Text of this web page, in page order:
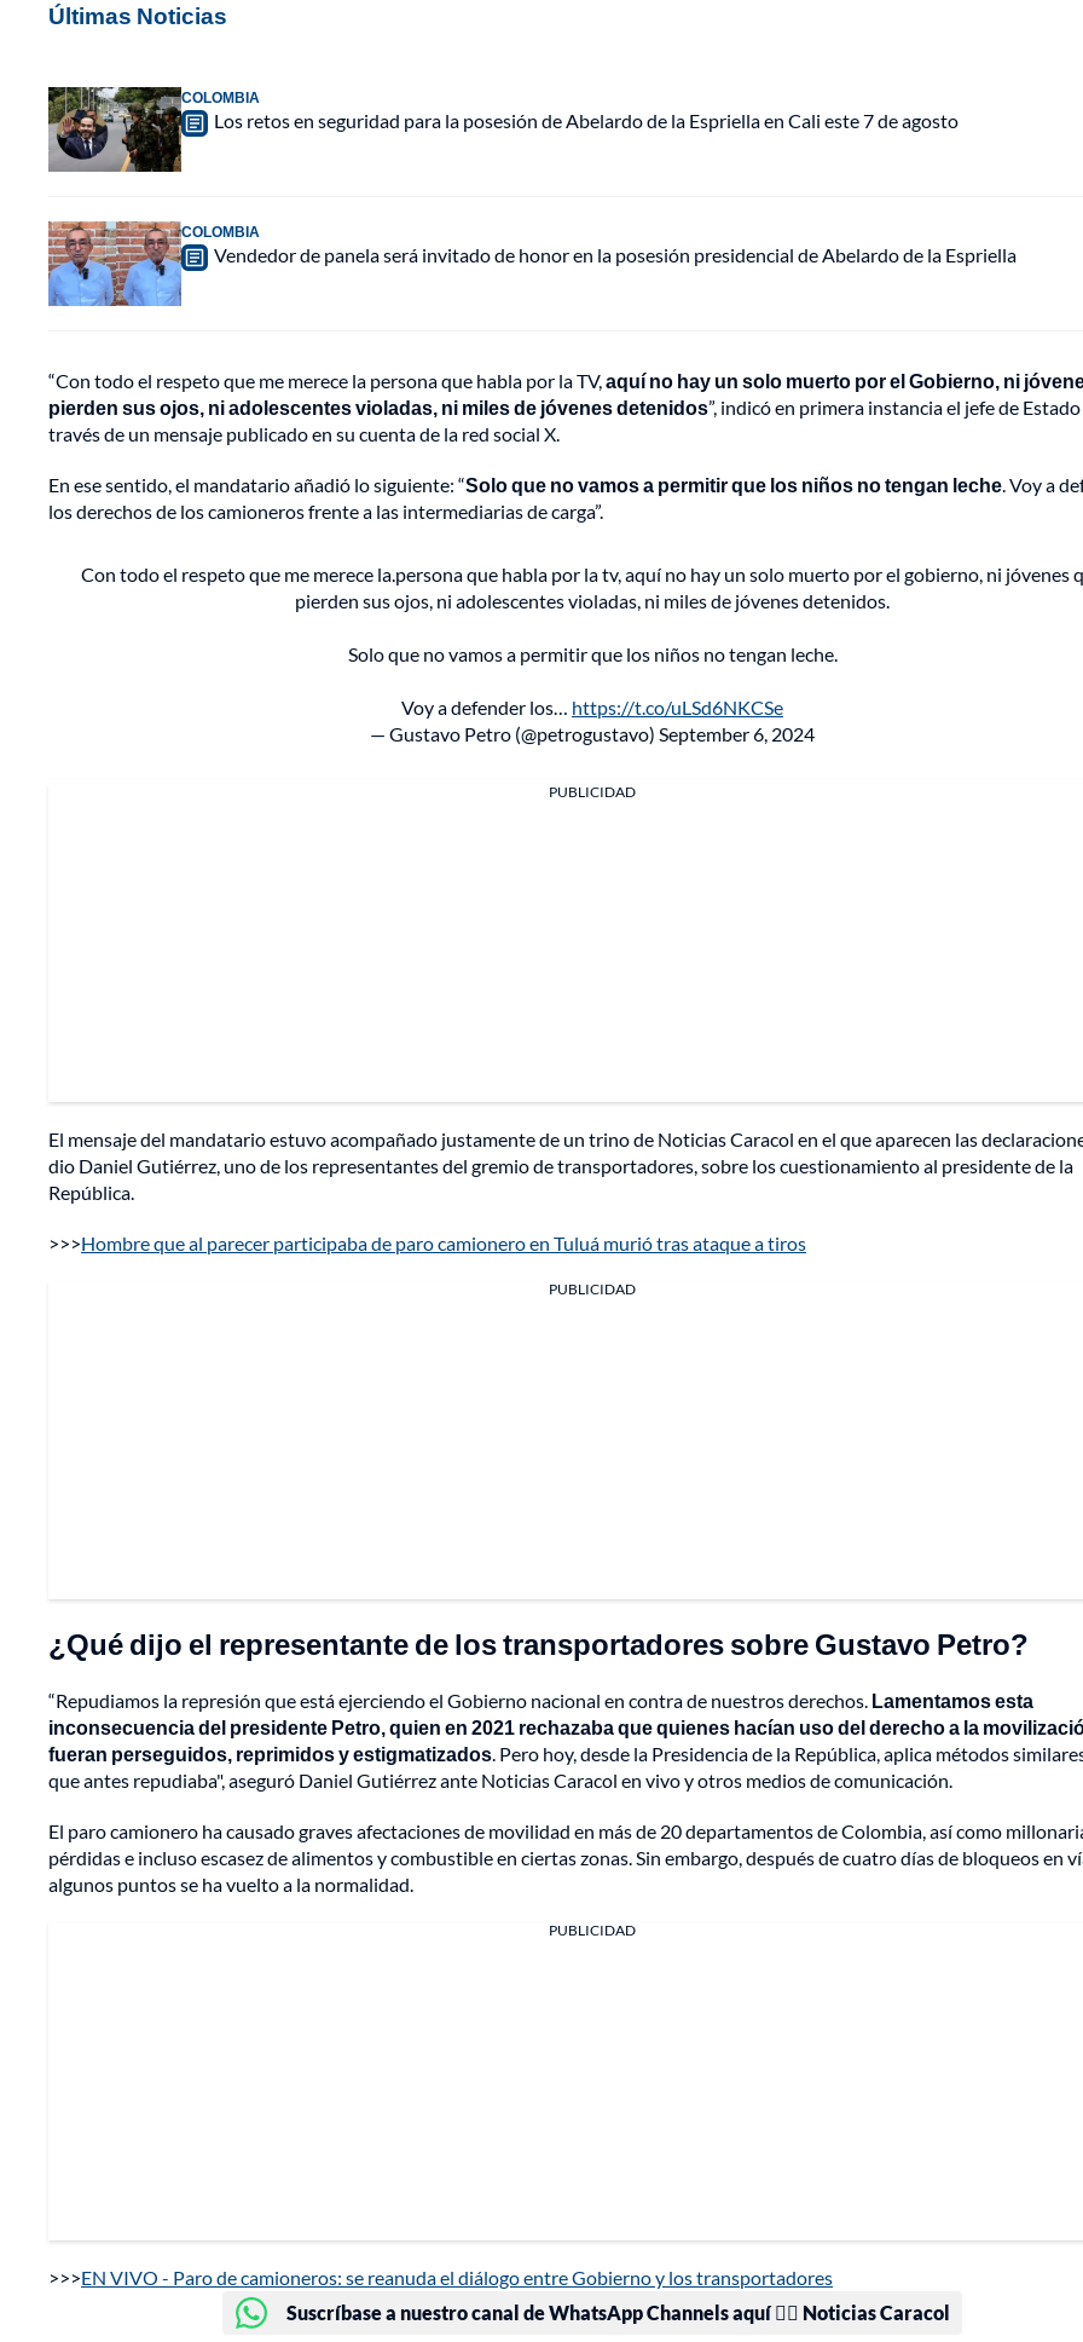
Últimas Noticias
COLOMBIA
Los retos en seguridad para la posesión de Abelardo de la Espriella en Cali este 7 de agosto
COLOMBIA
Vendedor de panela será invitado de honor en la posesión presidencial de Abelardo de la Espriella
“Con todo el respeto que me merece la persona que habla por la TV,aquí no hay un solo muerto por el Gobierno, ni
pierden sus ojos, ni adolescentes violadas, ni miles de jóvenes detenidos”, indicó en primera instancia el jefe de Estado
través de un mensaje publicado en su cuenta de la red social X.
En ese sentido, el mandatario añadió lo siguiente: “Solo que no vamos a permitir que los niños no tengan leche. Voy a
los derechos de los camioneros frente a las intermediarias de carga”.
Con todo el respeto que me merece la.persona que habla por la tv, aquí no hay un solo muerto por el gobierno, ni jóvenes
pierden sus ojos, ni adolescentes violadas, ni miles de jóvenes detenidos.
Solo que no vamos a permitir que los niños no tengan leche.
Voy a defender los… https://t.co/uLSd6NKCSe
— Gustavo Petro (@petrogustavo) September 6, 2024
PUBLICIDAD
El mensaje del mandatario estuvo acompañado justamente de un trino de Noticias Caracol en el que aparecen las
dio Daniel Gutiérrez, uno de los representantes del gremio de transportadores, sobre los cuestionamiento al presidente de la
República.
>>>Hombre que al parecer participaba de paro camionero en Tuluá murió tras ataque a tiros
PUBLICIDAD
¿Qué dijo el representante de los transportadores sobre Gustavo Petro?
“Repudiamos la represión que está ejerciendo el Gobierno nacional en contra de nuestros derechos. Lamentamos esta
inconsecuencia del presidente Petro, quien en 2021 rechazaba que quienes hacían uso del derecho a la
fueran perseguidos, reprimidos y estigmatizados. Pero hoy, desde la Presidencia de la República, aplica métodos
que antes repudiaba", aseguró Daniel Gutiérrez ante Noticias Caracol en vivo y otros medios de comunicación.
El paro camionero ha causado graves afectaciones de movilidad en más de 20 departamentos de Colombia, así como
pérdidas e incluso escasez de alimentos y combustible en ciertas zonas. Sin embargo, después de cuatro días de bloqueos en
algunos puntos se ha vuelto a la normalidad.
PUBLICIDAD
>>>EN VIVO - Paro de camioneros: se reanuda el diálogo entre Gobierno y los transportadores
Suscríbase a nuestro canal de WhatsApp Channels aquí 👉🏻 Noticias Caracol